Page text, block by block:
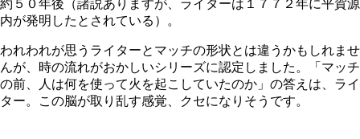
約５０年後（諸説ありますが、ライターは１７７２年に平賀源
内が発明したとされている）。
われわれが思うライターとマッチの形状とは違うかもしれませ
んが、時の流れがおかしいシリーズに認定しました。「マッチ
の前、人は何を使って火を起こしていたのか」の答えは、ライ
ター。この脳が取り乱す感覚、クセになりそうです。